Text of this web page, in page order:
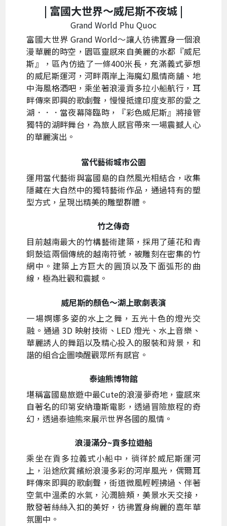
| 富國大世界～威尼斯不夜城 |
Grand World Phu Quoc
富國大世界 Grand World～讓人彷彿置身一個浪
漫華麗的時空，園區靈感來自美麗的水都『威尼
斯』，區內仿造了一條400米長，充滿義式夢想
的威尼斯運河，河畔兩岸上海魔幻風情商舖、地
中海風格酒吧，乘坐著浪漫貢多拉小船航行，耳
畔傳來即興的歌劇聲，慢慢抵達印度支那的愛之
湖．．．當夜幕降臨時，『彩色威尼斯』將接管
獨特的湖畔舞台，為旅人感官帶來一場震撼人心
的華麗演出。
當代藝術城市公園
運用當代藝術與富國島的自然風光相結合，收集
隱藏在大自然中的獨特藝術作品，通過特有的塑
型方式，呈現出精美的雕塑群體。
竹之傳奇
目前越南最大的竹構藝術建築，採用了蓮花和青
銅鼓這兩個傳統的越南符號，被雕刻在密集的竹
網中。建築上方巨大的圓頂以及下面弧形的曲
線，極為壯觀和震撼。
威尼斯的顏色～湖上歌劇表演
一場婀娜多姿的水上之舞，五光十色的燈光交
融。通過 3D 映射技術、LED 燈光、水上音樂、
華麗誘人的舞蹈以及精心投入的服裝和背景，和
諧的組合企圖喚醒觀眾所有感官。
泰迪熊博物館
堪稱富國島旅遊中最Cute的浪漫夢奇地，靈感來
自著名的印第安納瓊斯電影，透過冒險旅程的奇
幻，透過泰迪熊來展示世界各國的風情。
浪漫滿分~貢多拉遊船
乘坐在貢多拉義式小船中，徜徉於威尼斯運河
上，沿途欣賞繽紛浪漫多彩的河岸風光，偶爾耳
畔傳來即興的歌劇聲，街道微風輕輕拂過、伴著
空氣中溫柔的水氣，沁潤臉頰，美景水天交接，
散發著絲絲入扣的美好，彷彿置身絢麗的嘉年華
氛圍中。